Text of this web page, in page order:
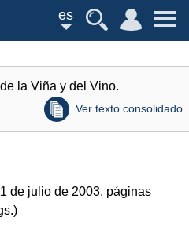
es
la Viña y del Vino.
Ver texto consolidado
de julio de 2003, páginas
)